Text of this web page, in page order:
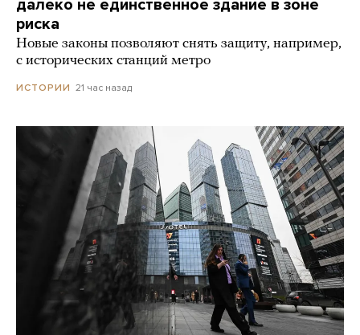
далеко не единственное здание в зоне
риска
Новые законы позволяют снять защиту, например,
с исторических станций метро
ИСТОРИИ 21 час назад